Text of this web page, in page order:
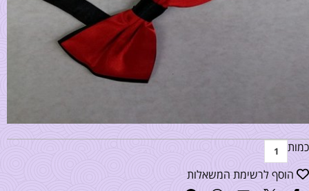
כמות
הוסף לרשימת המשאלות